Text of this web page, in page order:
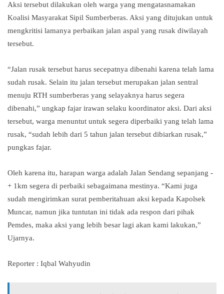
Aksi tersebut dilakukan oleh warga yang mengatasnamakan
Koalisi Masyarakat Sipil Sumberberas. Aksi yang ditujukan untuk
mengkritisi lamanya perbaikan jalan aspal yang rusak diwilayah
tersebut.
“Jalan rusak tersebut harus secepatnya dibenahi karena telah lama
sudah rusak. Selain itu jalan tersebut merupakan jalan sentral
menuju RTH sumberberas yang selayaknya harus segera
dibenahi,” ungkap fajar irawan selaku koordinator aksi. Dari aksi
tersebut, warga menuntut untuk segera diperbaiki yang telah lama
rusak, “sudah lebih dari 5 tahun jalan tersebut dibiarkan rusak,”
pungkas fajar.
Oleh karena itu, harapan warga adalah Jalan Sendang sepanjang -
+ 1km segera di perbaiki sebagaimana mestinya. “Kami juga
sudah mengirimkan surat pemberitahuan aksi kepada Kapolsek
Muncar, namun jika tuntutan ini tidak ada respon dari pihak
Pemdes, maka aksi yang lebih besar lagi akan kami lakukan,”
Ujarnya.
Reporter : Iqbal Wahyudin